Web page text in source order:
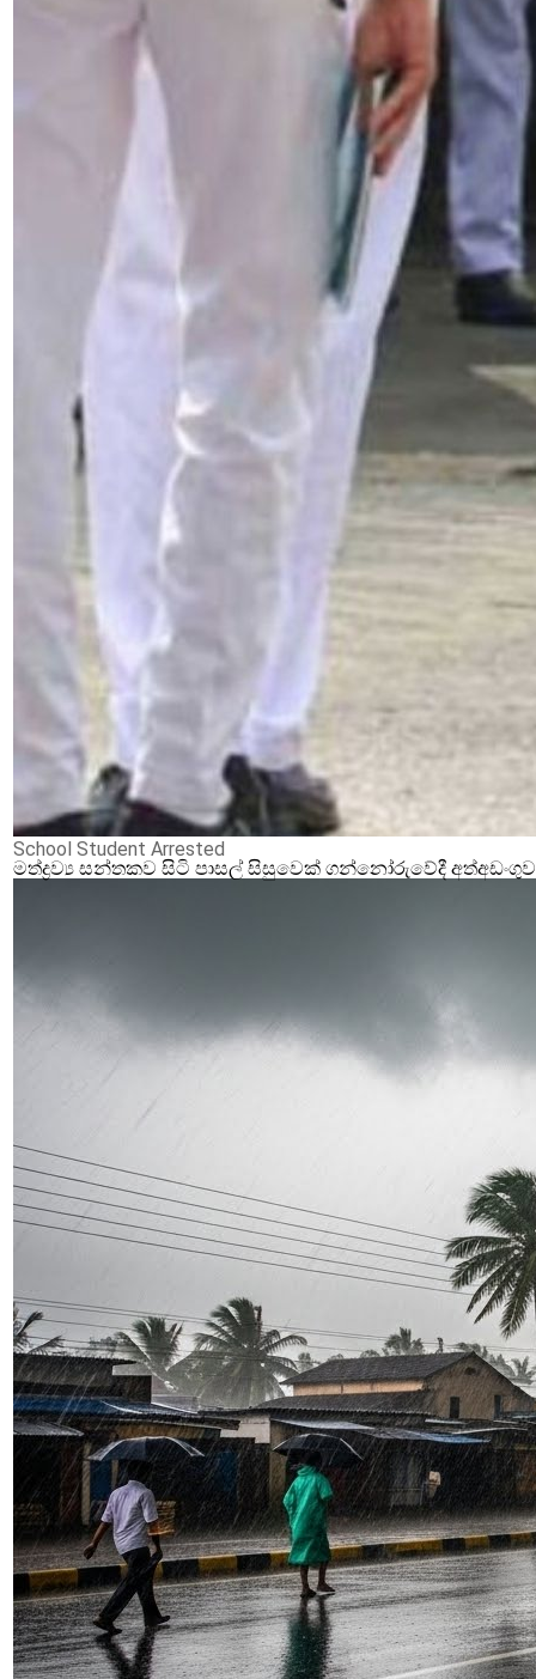
School Student Arrested
මත්ද්‍රව්‍ය සන්තකව සිටි පාසල් සිසුවෙක් ගන්නෝරුවේදී